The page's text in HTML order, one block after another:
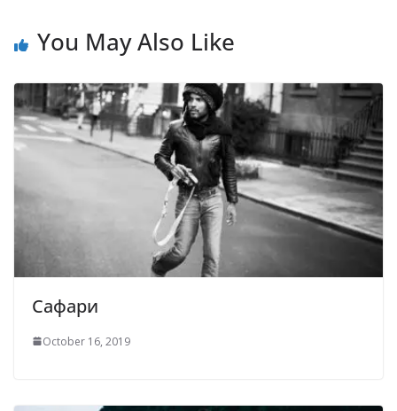
You May Also Like
Сафари
October 16, 2019